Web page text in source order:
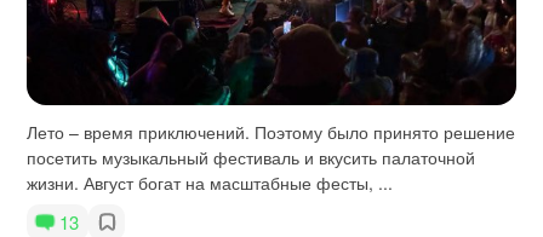
Лето – время приключений. Поэтому было принято решение
посетить музыкальный фестиваль и вкусить палаточной
жизни. Август богат на масштабные фесты, ...
13